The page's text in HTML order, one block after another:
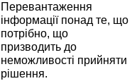
Перевантаження
інформації понад те, що
потрібно, що
призводить до
неможливості прийняти
рішення.